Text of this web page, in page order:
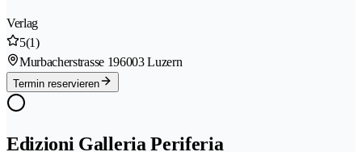
Verlag
5(1)
Murbacherstrasse 196003 Luzern
Termin reservieren
Edizioni Galleria Periferia